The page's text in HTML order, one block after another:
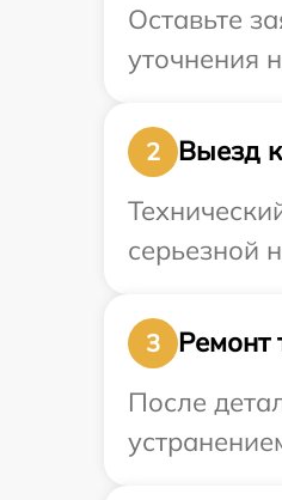
Оставьте
уточнения
2
Выезд
серьезной
3
Ремонт
После